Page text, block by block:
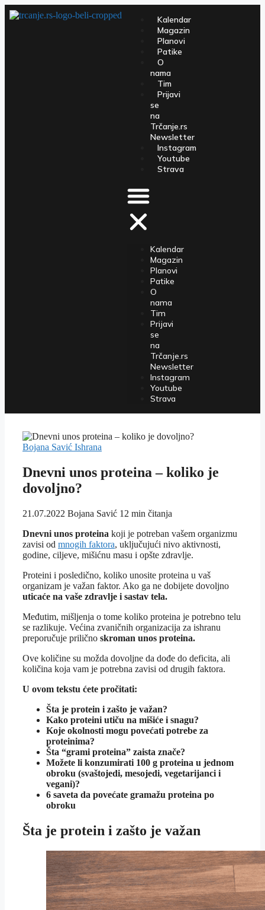
Kalendar
Magazin
Planovi
Patike
O
nama
Tim
Prijavi
se
na
Trčanje.rs
Newsletter
Instagram
Youtube
Strava
Kalendar
Magazin
Planovi
Patike
O
nama
Tim
Prijavi
se
na
Trčanje.rs
Newsletter
Instagram
Youtube
Strava
Bojana Savić Ishrana
Dnevni unos proteina – koliko je
dovoljno?
21.07.2022 Bojana Savić 12 min čitanja
Dnevni unos proteina koji je potreban vašem organizmu
zavisi od mnogih faktora, uključujući nivo aktivnosti,
godine, ciljeve, mišićnu masu i opšte zdravlje.
Proteini i posledično, koliko unosite proteina u vaš
organizam je važan faktor. Ako ga ne dobijete dovoljno
uticaće na vaše zdravlje i sastav tela.
Međutim, mišljenja o tome koliko proteina je potrebno telu
se razlikuje. Većina zvaničnih organizacija za ishranu
preporučuje prilično skroman unos proteina.
Ove količine su možda dovoljne da dođe do deficita, ali
količina koja vam je potrebna zavisi od drugih faktora.
U ovom tekstu ćete pročitati:
Šta je protein i zašto je važan?
Kako proteini utiču na mišiće i snagu?
Koje okolnosti mogu povećati potrebe za
proteinima?
Šta “grami proteina” zaista znače?
Možete li konzumirati 100 g proteina u jednom
obroku (svaštojedi, mesojedi, vegetarijanci i
vegani)?
6 saveta da povećate gramažu proteina po
obroku
Šta je protein i zašto je važan